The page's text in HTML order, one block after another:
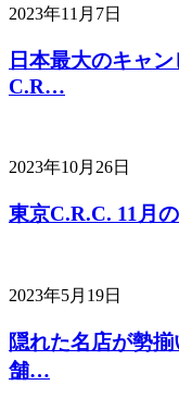
2023年11月7日
日本最大のキャ
C.R…
2023年10月26日
東京C.R.C. 11月
2023年5月19日
隠れた名店が勢
舗…